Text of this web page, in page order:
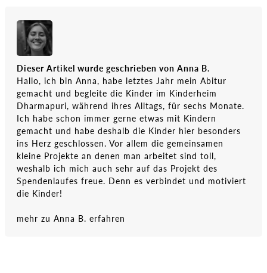
Dieser Artikel wurde geschrieben von Anna B.
Hallo, ich bin Anna, habe letztes Jahr mein Abitur
gemacht und begleite die Kinder im Kinderheim
Dharmapuri, während ihres Alltags, für sechs Monate.
Ich habe schon immer gerne etwas mit Kindern
gemacht und habe deshalb die Kinder hier besonders
ins Herz geschlossen. Vor allem die gemeinsamen
kleine Projekte an denen man arbeitet sind toll,
weshalb ich mich auch sehr auf das Projekt des
Spendenlaufes freue. Denn es verbindet und motiviert
die Kinder!
mehr zu Anna B. erfahren